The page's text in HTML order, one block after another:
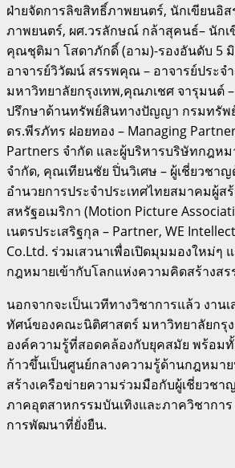
ฝ่ายจัดการลิขสิทธิ์ภาพยนตร์, นักเขียนอิส
ภาพยนตร์, ผศ.วรลักษณ์ กล้าสุคนธ์– นัก
คุณชุติมา โสดาภักดิ์ (อาม)-รองอันดับ 5
อาจารย์วิวัฒน์ สรรพคุณ – อาจารย์ประ
มหาวิทยาลัยกรุงเทพ,คุณภเชศ จารุมนต์
ปรึกษาด้านทรัพย์สินทางปัญญา กรมทรั
ดร.พีรภัทร ฝอยทอง – Managing
Partners จำกัด และผู้บริหารบริษัทกฎหม
จำกัด, คุณเทียนชัย ปิ่นวิเศษ – ผู้เชี่ยวชา
อํานวยการประจําประเทศไทยสมาคมผู้ส
สหรัฐอเมริกา (Motion Picture
เนตรประเสริฐกุล – Partner, WE
Co.Ltd. ร่วมเสวนาเพื่อเปิดมุมมองใหม่ๆ
กฎหมายเข้ากับโลกแห่งความคิดสร้างสร
นอกจากจะเป็นเวทีทางวิชาการแล้ว งาน
ทัศน์ของคณะนิติศาสตร์ มหาวิทยาลัยกรุ
องค์ความรู้ที่สอดคล้องกับยุคสมัย พร้อม
ก้าวขึ้นเป็นศูนย์กลางความรู้ด้านกฎหมา
สร้างเครือข่ายความร่วมมือกับผู้เชี่ยวช
ภาคอุตสาหกรรมบันเทิงและภาควิชาการ
การพัฒนาที่ยั่งยืน.